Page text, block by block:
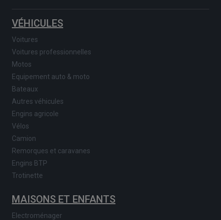
VÉHICULES
Voitures
Voitures professionnelles
Motos
Equipement auto & moto
Bateaux
Autres véhicules
Engins agricole
Vélos
Camion
Remorques et caravanes
Engins BTP
Trotinette
MAISONS ET ENFANTS
Electroménager